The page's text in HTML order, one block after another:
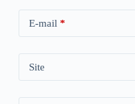
E-mail *
Site